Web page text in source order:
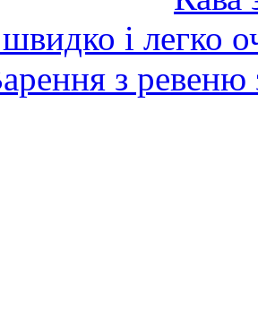
і легко
з ревеню